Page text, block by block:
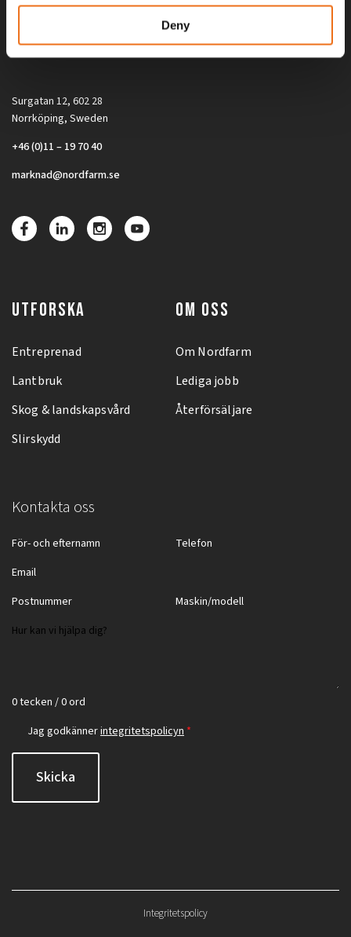
Deny
Alla priser på tillbehör och tillval gäller vid köp av ny maskin. Priserna
gäller inte vid köp av enskild produkt, till exempel
Surgatan 12, 602 28
Norrköping, Sweden
+46 (0)11 – 19 70 40
marknad@nordfarm.se
UTFORSKA
Entreprenad
Lantbruk
Skog & landskapsvård
Slirskydd
OM OSS
Om Nordfarm
Lediga jobb
Återförsäljare
Kontakta oss
0 tecken / 0 ord
Jag godkännerintegritetspolicyn *
Skicka
Integritetspolicy